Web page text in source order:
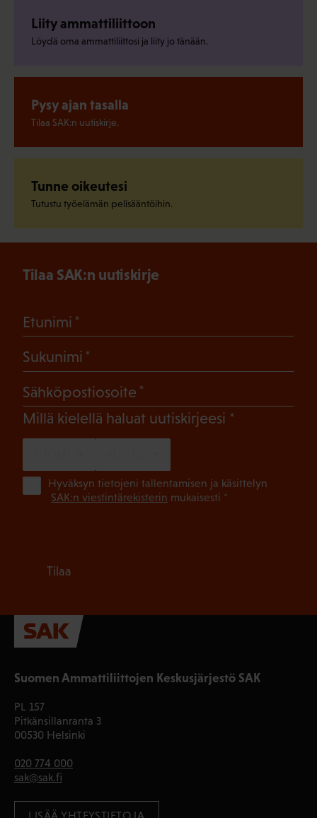
Liity ammattiliittoon
Löydä oma ammattiliittosi ja liity jo tänään.
Pysy ajan tasalla
Tilaa SAK:n uutiskirje.
Tunne oikeutesi
Tutustu työelämän pelisääntöihin.
Suomen Ammattiliittojen Keskusjärjestö SAK
PL 157
Pitkänsillanranta 3
00530 Helsinki
020 774 000
sak@sak.fi
LISÄÄ YHTEYSTIETOJA
Tilaa SAK:n uutiskirje
Etunimi
Sukunimi
Sähköpostiosoite
Millä kielellä haluat uutiskirjeesi (Pakollinen)
Hyväksyn tietojeni tallentamisen ja käsittelyn
SAK:n viestintärekisterin mukaisesti *
Tilaa